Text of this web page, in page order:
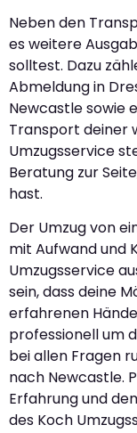
Neben den
es weitere
solltest. Dazu
Abmeldung in
Newcastle sowie
Transport deiner
Umzugsservice
Beratung zur
hast.
Der Umzug von
mit Aufwand und
Umzugsservice
sein, dass deine
erfahrenen
professionell um
bei allen Fragen
nach Newcastle.
Erfahrung und
des Koch